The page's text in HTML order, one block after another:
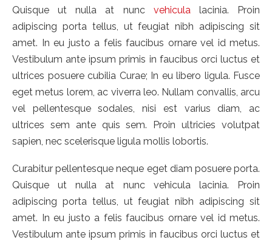
Quisque ut nulla at nunc vehiculalacinia. Proin
adipiscing porta tellus, ut feugiat nibh adipiscing sit
amet. In eu justo a felis faucibus ornare vel id metus.
Vestibulum ante ipsum primis in faucibus orci luctus et
ultrices posuere cubilia Curae; In eu libero ligula. Fusce
eget metus lorem, ac viverra leo. Nullam convallis, arcu
vel pellentesque sodales, nisi est varius diam, ac
ultrices sem ante quis sem. Proin ultricies volutpat
sapien, nec scelerisque ligula mollis lobortis.
Curabitur pellentesque neque eget diam posuere porta.
Quisque ut nulla at nunc vehicula lacinia. Proin
adipiscing porta tellus, ut feugiat nibh adipiscing sit
amet. In eu justo a felis faucibus ornare vel id metus.
Vestibulum ante ipsum primis in faucibus orci luctus et